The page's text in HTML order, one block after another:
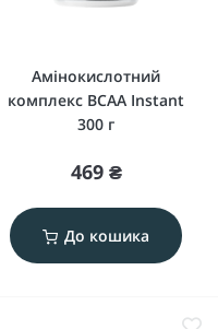
Амінокислотний
комплекс BCAA Instant
300 г
469 ₴
До кошика